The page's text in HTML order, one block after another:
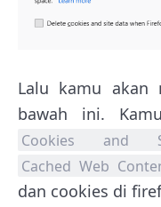
Lalu kamu akan
bawah ini.
Cookies and
Cached Web
dan cookies di